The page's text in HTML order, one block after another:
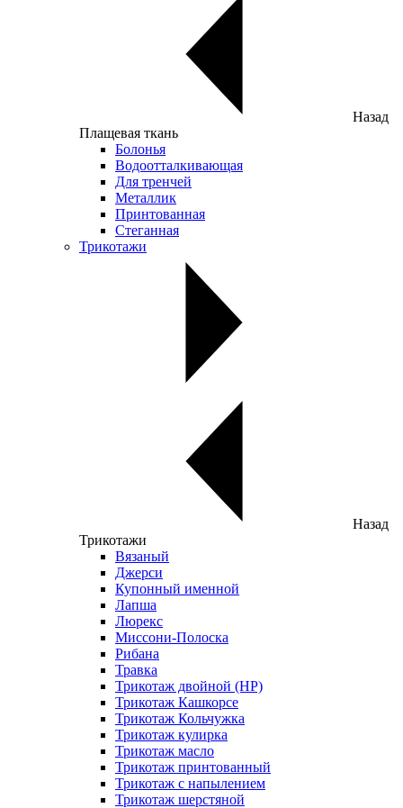
Назад
Плащевая ткань
Болонья
Водоотталкивающая
Для тренчей
Металлик
Принтованная
Стеганная
Трикотажи
Назад
Трикотажи
Вязаный
Джерси
Купонный именной
Лапша
Люрекс
Миссони-Полоска
Рибана
Травка
Трикотаж двойной (НР)
Трикотаж Кашкорсе
Трикотаж Кольчужка
Трикотаж кулирка
Трикотаж масло
Трикотаж принтованный
Трикотаж с напылением
Трикотаж шерстяной